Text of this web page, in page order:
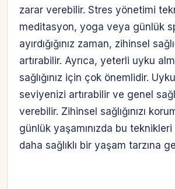
zarar verebilir. Stres yönetimi
meditasyon, yoga veya günlük
ayırdığığınız zaman, zihinsel
artırabilir. Ayrıca, yeterli uyku
sağlığınız için çok önemlidir.
seviyenizi artırabilir ve genel
verebilir. Zihinsel sağlığınızı
günlük yaşamınızda bu
daha sağlıklı bir yaşam tarzına